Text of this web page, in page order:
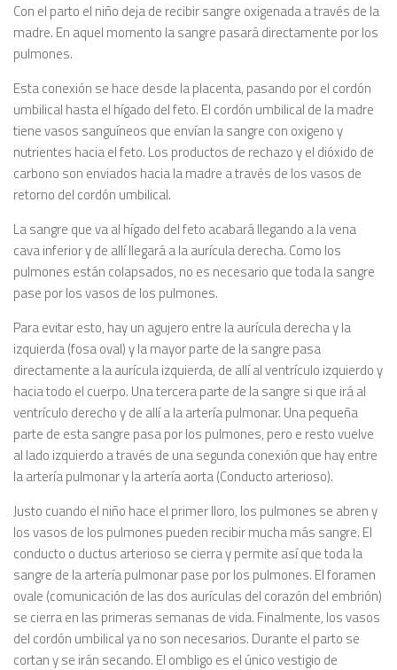
Con el parto el niño deja de recibir sangre oxigenada a través de la
madre. En aquel momento la sangre pasará directamente por los
pulmones.
Esta conexión se hace desde la placenta, pasando por el cordón
umbilical hasta el hígado del feto. El cordón umbilical de la madre
tiene vasos sanguíneos que envían la sangre con oxigeno y
nutrientes hacia el feto. Los productos de rechazo y el dióxido de
carbono son enviados hacia la madre a través de los vasos de
retorno del cordón umbilical.
La sangre que va al hígado del feto acabará llegando a la vena
cava inferior y de allí llegará a la aurícula derecha. Como los
pulmones están colapsados, no es necesario que toda la sangre
pase por los vasos de los pulmones.
Para evitar esto, hay un agujero entre la aurícula derecha y la
izquierda (fosa oval) y la mayor parte de la sangre pasa
directamente a la aurícula izquierda, de allí al ventrículo izquierdo y
hacia todo el cuerpo. Una tercera parte de la sangre si que irá al
ventrículo derecho y de allí a la artería pulmonar. Una pequeña
parte de esta sangre pasa por los pulmones, pero e resto vuelve
al lado izquierdo a través de una segunda conexión que hay entre
la artería pulmonar y la artería aorta (Conducto arterioso).
Justo cuando el niño hace el primer lloro, los pulmones se abren y
los vasos de los pulmones pueden recibir mucha más sangre. El
conducto o ductus arterioso se cierra y permite así que toda la
sangre de la artería pulmonar pase por los pulmones. El foramen
ovale (comunicación de las dos aurículas del corazón del embrión)
se cierra en las primeras semanas de vida. Finalmente, los vasos
del cordón umbilical ya no son necesarios. Durante el parto se
cortan y se irán secando. El ombligo es el único vestigio de